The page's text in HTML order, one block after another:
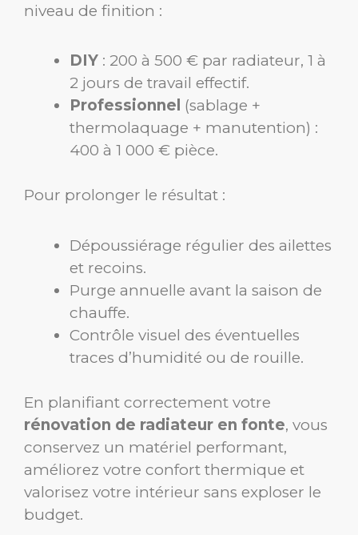
niveau de finition :
DIY : 200 à 500 € par radiateur, 1 à
2 jours de travail effectif.
Professionnel (sablage +
thermolaquage + manutention) :
400 à 1 000 € pièce.
Pour prolonger le résultat :
Dépoussiérage régulier des ailettes
et recoins.
Purge annuelle avant la saison de
chauffe.
Contrôle visuel des éventuelles
traces d’humidité ou de rouille.
En planifiant correctement votre
rénovation de radiateur en fonte, vous
conservez un matériel performant,
améliorez votre confort thermique et
valorisez votre intérieur sans exploser le
budget.